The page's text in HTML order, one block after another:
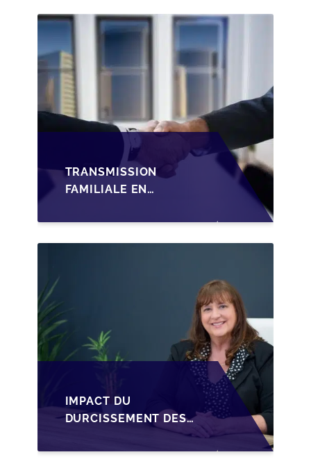
TRANSMISSION
FAMILIALE EN
STRUCTURER LA
CESSION DES PARTS
IMPACT DU
DURCISSEMENT DES
CRÉDIT SUR LA